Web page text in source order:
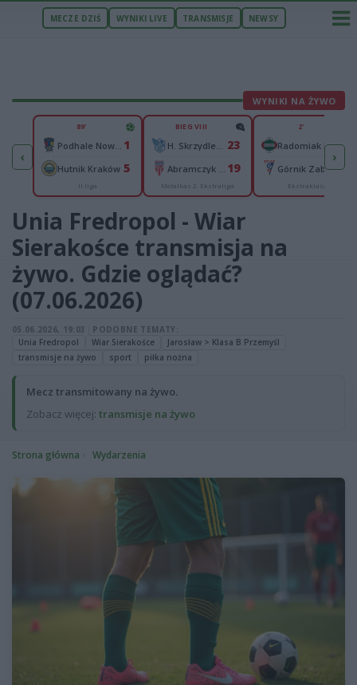
MECZE DZIŚ WYNIKI LIVE TRANSMISJE NEWSY
WYNIKI NA ŻYWO
‹
1
2
89'
1
Hutnik Kraków 5
II liga
BIEG VIII
23
19
Metalkas 2. Ekstraliga
2'
Radomiak Radom0
Górnik Zabrze 0
Ekstraklasa
›
Unia Fredropol - Wiar
Sierakośce transmisja na
żywo. Gdzie oglądać?
(07.06.2026)
05.06.2026, 19:03
PODOBNE TEMATY:
Unia Fredropol
Wiar Sierakośce
Jarosław > Klasa B Przemyśl
transmisje na żywo
sport piłka nożna
Mecz transmitowany na żywo.
Zobacz więcej: transmisje na żywo
Strona główna Wydarzenia